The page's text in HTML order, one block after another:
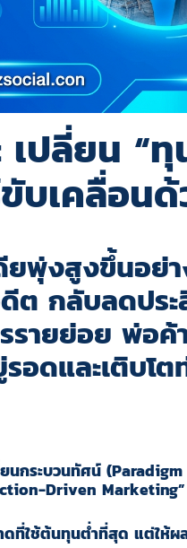
ปลี่ยน “ทุ
เคลื่อนด้
พุ่งสูงขึ้นอย่า
ต กลับลดปร
ายย่อย พ่อค้
รอดและเติบ
กระบวนทัศน์
Driven
ที่ใช้ต้นทุนต่ำที่สุด แต่ให้